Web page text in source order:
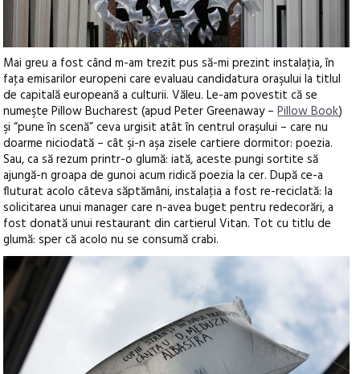
Mai greu a fost când m-am trezit pus să-mi prezint instalaţia, în
faţa emisarilor europeni care evaluau candidatura oraşului la titlul
de capitală europeană a culturii. Văleu. Le-am povestit că se
numeşte Pillow Bucharest (apud Peter Greenaway –Pillow Book)
şi “pune în scenă” ceva urgisit atât în centrul oraşului – care nu
doarme niciodată – cât şi-n aşa zisele cartiere dormitor: poezia.
Sau, ca să rezum printr-o glumă: iată, aceste pungi sortite să
ajungă-n groapa de gunoi acum ridică poezia la cer. După ce-a
fluturat acolo câteva săptămâni, instalaţia a fost re-reciclată: la
solicitarea unui manager care n-avea buget pentru redecorări, a
fost donată unui restaurant din cartierul Vitan. Tot cu titlu de
glumă: sper că acolo nu se consumă crabi.